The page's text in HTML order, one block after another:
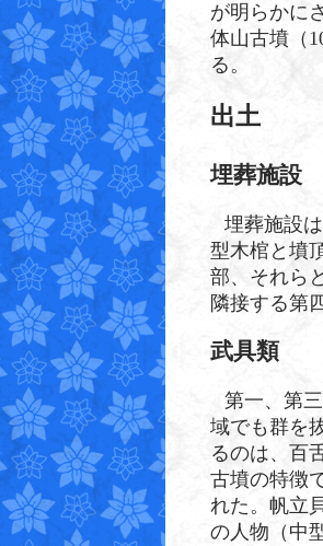
が明らかに
体山古墳（
る。
出土
埋葬施設
埋葬施設
型木棺と墳
部、それら
隣接する第
武具類
第一、第
域でも群を
るのは、百
古墳の特徴
れた。帆立
の人物（中